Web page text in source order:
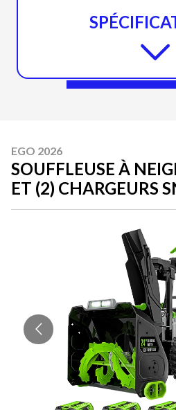
EGO 2026
SOUFFLEUSE À
ET (2) CHARGEURS